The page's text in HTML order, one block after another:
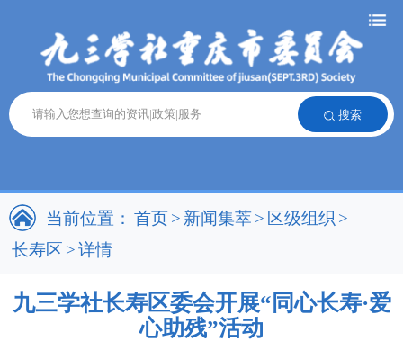
搜索
当前位置： 首页> 新闻集萃> 区级组织 >
长寿区 >详情
九三学社长寿区委会开展“同心长寿·爱
心助残”活动